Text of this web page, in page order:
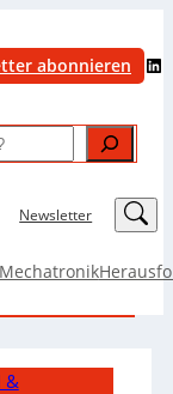
abonnieren LinkedIn
Newsletter LinkedIn
Mechatronik
&